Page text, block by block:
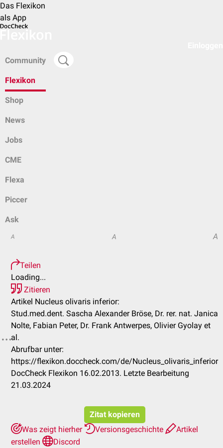
Das Flexikon
als App
Community
Flexikon
Shop
News
Jobs
CME
Flexa
Piccer
Ask
A A A
Teilen
Loading...
Zitieren
Artikel Nucleus olivaris inferior:
Stud.med.dent. Sascha Alexander Bröse, Dr. rer. nat. Janica
Nolte, Fabian Peter, Dr. Frank Antwerpes, Olivier Gyolay et
al.
Abrufbar unter:
https://flexikon.doccheck.com/de/Nucleus_olivaris_inferior
DocCheck Flexikon 16.02.2013. Letzte Bearbeitung
21.03.2024
Zitat kopieren
Was zeigt hierher
Versionsgeschichte
Artikel
erstellen
Discord